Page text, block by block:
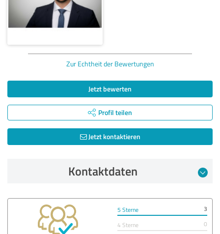
Zur Echtheit der Bewertungen
Jetzt bewerten
Profil teilen
Jetzt kontaktieren
Kontaktdaten
5 Sterne
3
4 Sterne
0